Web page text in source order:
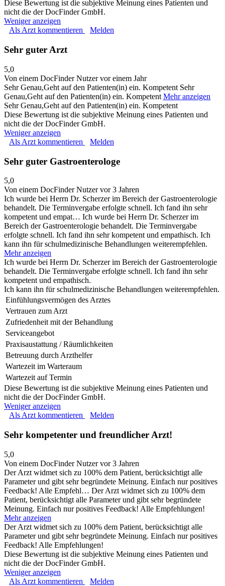
Diese Bewertung ist die subjektive Meinung eines Patienten und
nicht die der DocFinder GmbH.
Weniger anzeigen
Als Arzt kommentieren
Melden
Sehr guter Arzt
5,0
Von einem DocFinder Nutzervor einem Jahr
Sehr Genau,Geht auf den Patienten(in) ein. Kompetent Sehr
Genau,Geht auf den Patienten(in) ein. Kompetent Mehr anzeigen
Sehr Genau,Geht auf den Patienten(in) ein. Kompetent
Diese Bewertung ist die subjektive Meinung eines Patienten und
nicht die der DocFinder GmbH.
Weniger anzeigen
Als Arzt kommentieren
Melden
Sehr guter Gastroenterologe
5,0
Von einem DocFinder Nutzervor 3 Jahren
Ich wurde bei Herrn Dr. Scherzer im Bereich der Gastroenterologie
behandelt. Die Terminvergabe erfolgte schnell. Ich fand ihn sehr
kompetent und empat… Ich wurde bei Herrn Dr. Scherzer im
Bereich der Gastroenterologie behandelt. Die Terminvergabe
erfolgte schnell. Ich fand ihn sehr kompetent und empathisch. Ich
kann ihn für schulmedizinische Behandlungen weiterempfehlen.
Mehr anzeigen
Ich wurde bei Herrn Dr. Scherzer im Bereich der Gastroenterologie
behandelt. Die Terminvergabe erfolgte schnell. Ich fand ihn sehr
kompetent und empathisch.
Ich kann ihn für schulmedizinische Behandlungen weiterempfehlen.
Einfühlungsvermögen des Arztes
Vertrauen zum Arzt
Zufriedenheit mit der Behandlung
Serviceangebot
Praxisaustattung / Räumlichkeiten
Betreuung durch Arzthelfer
Wartezeit im Warteraum
Wartezeit auf Termin
Diese Bewertung ist die subjektive Meinung eines Patienten und
nicht die der DocFinder GmbH.
Weniger anzeigen
Als Arzt kommentieren
Melden
Sehr kompetenter und freundlicher Arzt!
5,0
Von einem DocFinder Nutzervor 3 Jahren
Der Arzt widmet sich zu 100% dem Patient, berücksichtigt alle
Parameter und gibt sehr begründete Meinung. Einfach nur positives
Feedback! Alle Empfehl… Der Arzt widmet sich zu 100% dem
Patient, berücksichtigt alle Parameter und gibt sehr begründete
Meinung. Einfach nur positives Feedback! Alle Empfehlungen!
Mehr anzeigen
Der Arzt widmet sich zu 100% dem Patient, berücksichtigt alle
Parameter und gibt sehr begründete Meinung. Einfach nur positives
Feedback! Alle Empfehlungen!
Diese Bewertung ist die subjektive Meinung eines Patienten und
nicht die der DocFinder GmbH.
Weniger anzeigen
Als Arzt kommentieren
Melden